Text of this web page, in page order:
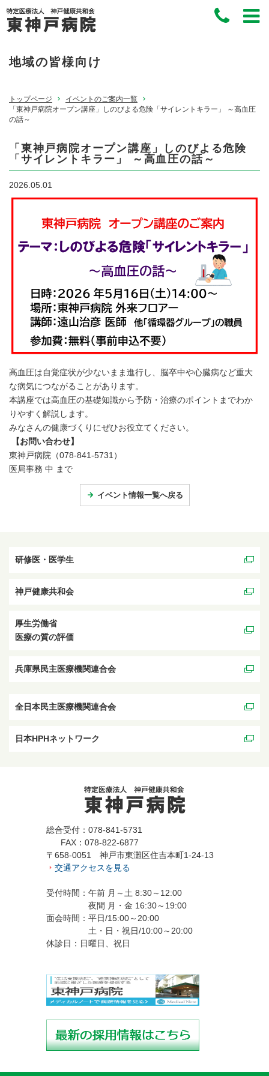
地域の皆様向け
トップページ
イベントのご案内一覧
「東神戸病院オープン講座」しのびよる危険「サイレントキラー」 ～高血圧
の話～
「東神戸病院オープン講座」しのびよる危険
「サイレントキラー」 ～高血圧の話～
2026.05.01
高血圧は自覚症状が少ないまま進行し、脳卒中や心臓病など重大
な病気につながることがあります。
本講座では高血圧の基礎知識から予防・治療のポイントまでわか
りやすく解説します。
みなさんの健康づくりにぜひお役立てください。
【お問い合わせ】
東神戸病院（078-841-5731）
医局事務 中 まで
イベント情報一覧へ戻る
研修医・医学生
神戸健康共和会
厚生労働省
医療の質の評価
兵庫県民主医療機関連合会
全日本民主医療機関連合会
日本HPHネットワーク
総合受付：078-841-5731
FAX：078-822-6877
〒658-0051 神戸市東灘区住吉本町1-24-13
交通アクセスを見る
受付時間：午前 月～土 8:30～12:00
夜間 月・金 16:30～19:00
面会時間：平日/15:00～20:00
土・日・祝日/10:00～20:00
休診日：日曜日、祝日